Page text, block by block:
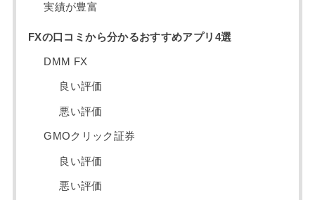
実績が豊富
FXの口コミから分かるおすすめアプリ4選
DMM FX
良い評価
悪い評価
GMOクリック証券
良い評価
悪い評価